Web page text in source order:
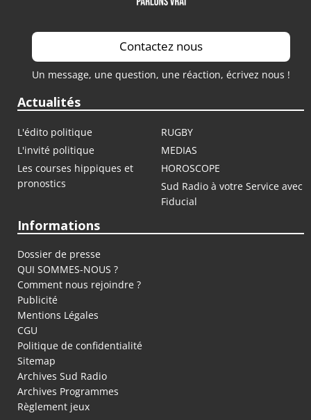
Contactez nous
Un message, une question, une réaction, écrivez nous !
Actualités
L'édito politique
RUGBY
L'invité politique
MEDIAS
Les courses hippiques et
pronostics
HOROSCOPE
Sud Radio à votre Service avec
Fiducial
Informations
Dossier de presse
QUI SOMMES-NOUS ?
Comment nous rejoindre ?
Publicité
Mentions Légales
CGU
Politique de confidentialité
Sitemap
Archives Sud Radio
Archives Programmes
Règlement jeux